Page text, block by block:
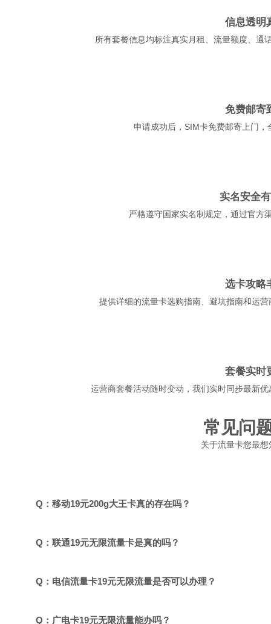
信息透明
所有套餐信息均标注真实月租、流量额度、通
免费邮寄
申请成功后，SIM卡免费邮寄上门
实名安全
严格遵守国家实名制规定，通过官方
选卡攻略
提供详细的流量卡选购指南、避坑指南和运
套餐实时
运营商套餐活动随时变动，我们实时同步最新
常见问
关于流量卡您最
Q：移动19元200g大王卡真的存在吗？
Q：联通19元无限流量卡是真的吗？
Q：电信流量卡19元无限流量是否可以办理？
Q：广电卡19元无限流量能办吗？